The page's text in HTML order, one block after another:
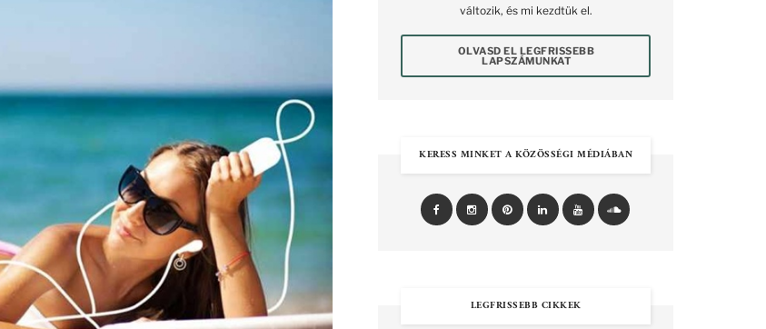
változik, és mi kezdtük el.
OLVASD EL LEGFRISSEBB
LAPSZÁMUNKAT
KERESS MINKET A KÖZÖSSÉGI MÉDIÁBAN
LEGFRISSEBB CIKKEK